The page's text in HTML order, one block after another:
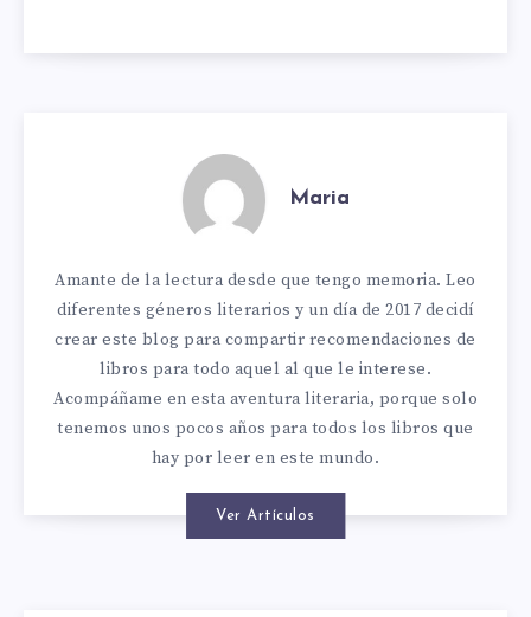
Maria
Amante de la lectura desde que tengo memoria. Leo
diferentes géneros literarios y un día de 2017 decidí
crear este blog para compartir recomendaciones de
libros para todo aquel al que le interese.
Acompáñame en esta aventura literaria, porque solo
tenemos unos pocos años para todos los libros que
hay por leer en este mundo.
Ver Artículos